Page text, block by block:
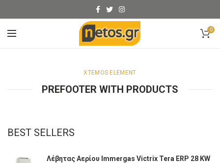
0
XTEMOS ELEMENT
PREFOOTER WITH PRODUCTS
BEST SELLERS
Λέβητας Αερίου Immergas Victrix Tera ERP 28 KW